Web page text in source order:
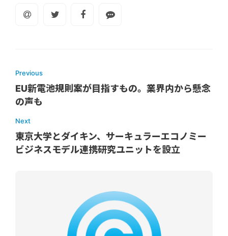
Previous
EU新電池規則案が目指すもの。業界内から懸念
の声も
Next
東京大学とダイキン、サーキュラーエコノミー
ビジネスモデル連携研究ユニットを設立